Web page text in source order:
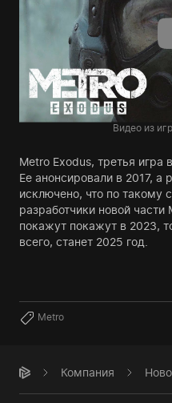
Видео из
Metro Exodus, третья игра
Ее анонсировали в 2017, а
исключено, что по такому
разработчики новой
покажут покажут в 2023,
всего, станет 2025 год.
Metro
Компания